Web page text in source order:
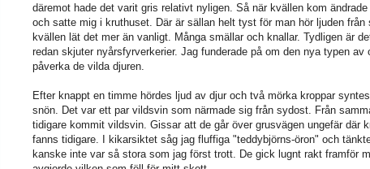
däremot hade det varit gris relativt nyligen. Så när kvällen kom
och satte mig i kruthuset. Där är sällan helt tyst för man hör ljuden från
kvällen lät det mer än vanligt. Många smällar och knallar. Tydligen är
redan skjuter nyårsfyrverkerier. Jag funderade på om den nya typen av
påverka de vilda djuren.
Efter knappt en timme hördes ljud av djur och två mörka kroppar
snön. Det var ett par vildsvin som närmade sig från sydost. Från
tidigare kommit vildsvin. Gissar att de går över grusvägen ungefär där
fanns tidigare. I kikarsiktet såg jag fluffiga "teddybjörns-öron" och
kanske inte var så stora som jag först trott. De gick lugnt rakt framför